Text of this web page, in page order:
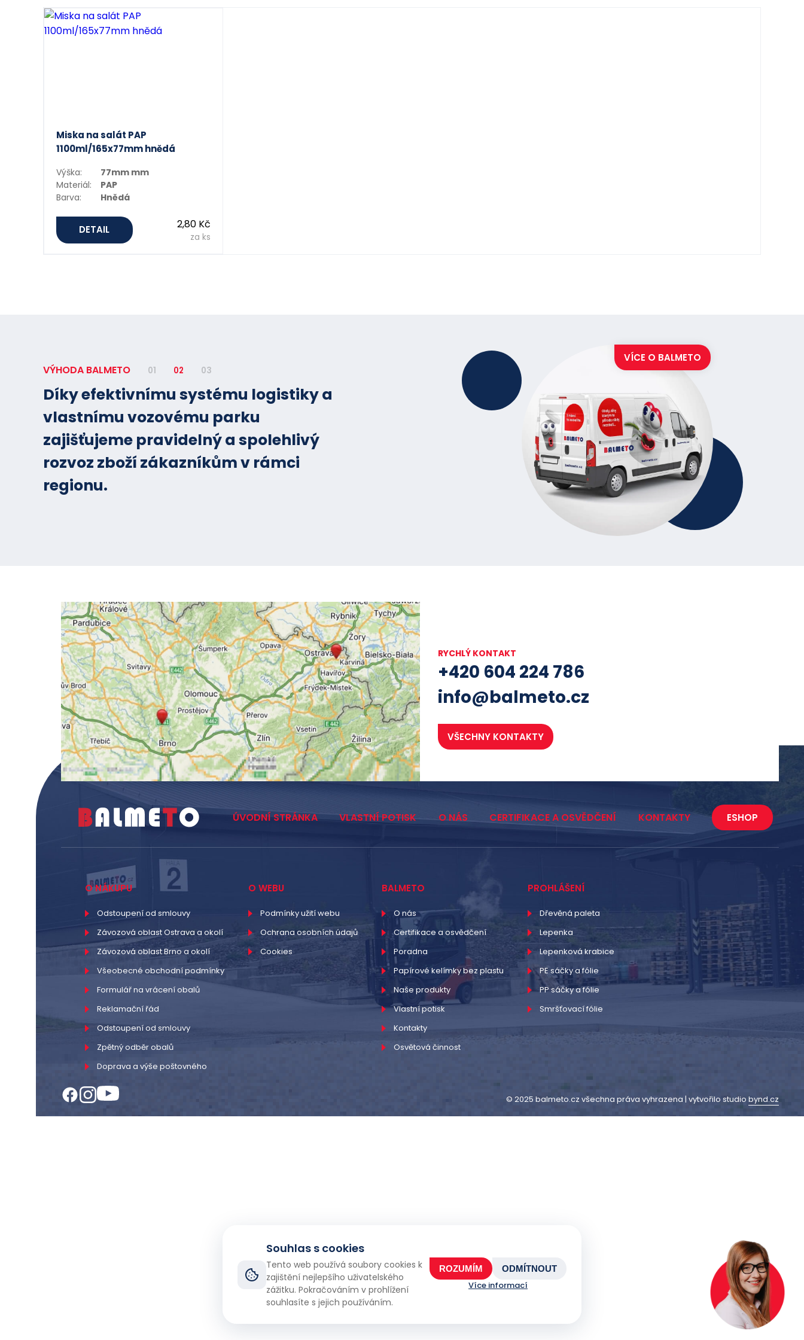
Miska na salát PAP
1100ml/165x77mm hnědá
Výška:
77mm mm
Materiál:
PAP
Barva:
Hnědá
DETAIL 2,80 Kč
za ks
VÝHODA BALMETO 01 02 03
Díky efektivnímu systému logistiky a
vlastnímu vozovému parku
zajišťujeme pravidelný a spolehlivý
rozvoz zboží zákazníkům v rámci
regionu.
VÍCE O BALMETO
Souhlas s cookies
Tento web používá soubory cookies k
zajištění nejlepšího uživatelského
zážitku. Pokračováním v prohlížení
souhlasíte s jejich používáním.
ROZUMÍM ODMÍTNOUT
Více informací
RYCHLÝ KONTAKT
+420 604 224 786
info@balmeto.cz
VŠECHNY KONTAKTY
ÚVODNÍ STRÁNKA VLASTNÍ POTISK O NÁS CERTIFIKACE A OSVĚDČENÍ KONTAKTY ESHOP
O NÁKUPU
Odstoupení od smlouvy
Závozová oblast Ostrava a okolí
Závozová oblast Brno a okolí
Všeobecné obchodní podmínky
Formulář na vrácení obalů
Reklamační řád
Odstoupení od smlouvy
Zpětný odběr obalů
Doprava a výše poštovného
O WEBU
Podmínky užití webu
Ochrana osobních údajů
Cookies
BALMETO
O nás
Certifikace a osvědčení
Poradna
Papírové kelímky bez plastu
Naše produkty
Vlastní potisk
Kontakty
Osvětová činnost
PROHLÁŠENÍ
Dřevěná paleta
Lepenka
Lepenková krabice
PE sáčky a fólie
PP sáčky a fólie
Smršťovací fólie
© 2025 balmeto.cz všechna práva vyhrazena | vytvořilo studio bynd.cz